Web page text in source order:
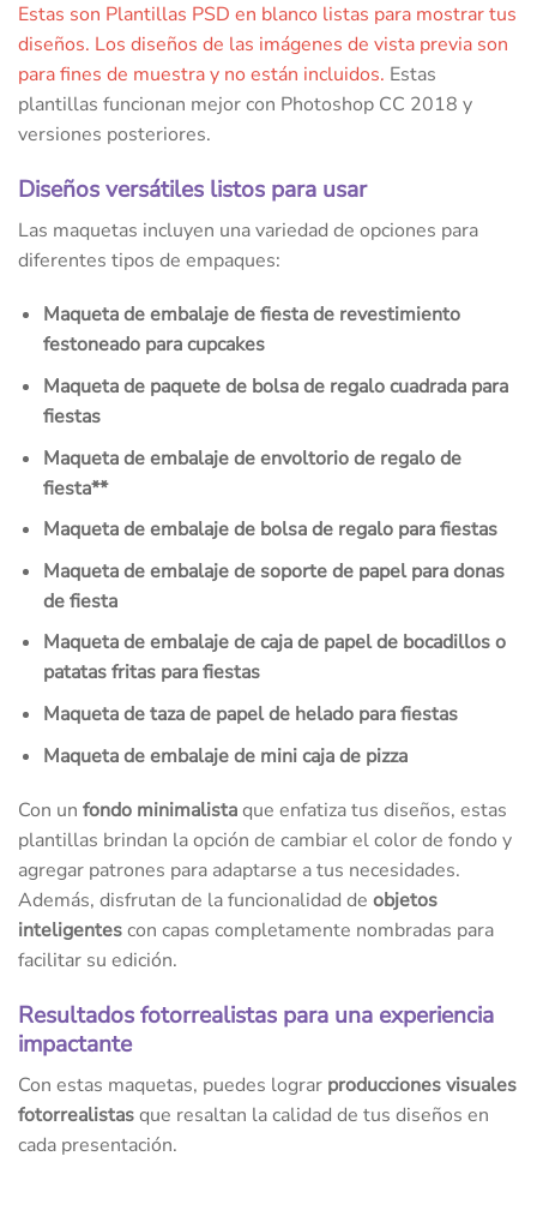
Estas son Plantillas PSD en blanco listas para mostrar tus
diseños. Los diseños de las imágenes de vista previa son
para fines de muestra y no están incluidos. Estas
plantillas funcionan mejor con Photoshop CC 2018 y
versiones posteriores.
Diseños versátiles listos para usar
Las maquetas incluyen una variedad de opciones para
diferentes tipos de empaques:
Maqueta de embalaje de fiesta de revestimiento
festoneado para cupcakes
Maqueta de paquete de bolsa de regalo cuadrada para
fiestas
Maqueta de embalaje de envoltorio de regalo de
fiesta**
Maqueta de embalaje de bolsa de regalo para fiestas
Maqueta de embalaje de soporte de papel para donas
de fiesta
Maqueta de embalaje de caja de papel de bocadillos o
patatas fritas para fiestas
Maqueta de taza de papel de helado para fiestas
Maqueta de embalaje de mini caja de pizza
Con un fondo minimalistaque enfatiza tus diseños, estas
plantillas brindan la opción de cambiar el color de fondo y
agregar patrones para adaptarse a tus necesidades.
Además, disfrutan de la funcionalidad de objetos
inteligentescon capas completamente nombradas para
facilitar su edición.
Resultados fotorrealistas para una experiencia
impactante
Con estas maquetas, puedes lograr producciones visuales
fotorrealistasque resaltan la calidad de tus diseños en
cada presentación.